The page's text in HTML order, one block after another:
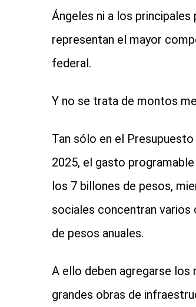
Ángeles ni a los
representan el mayor
federal.
Y no se trata de montos
Tan sólo en el
2025, el gasto
los 7 billones de pesos,
sociales concentran
de pesos anuales.
A ello deben agregarse los
grandes obras de